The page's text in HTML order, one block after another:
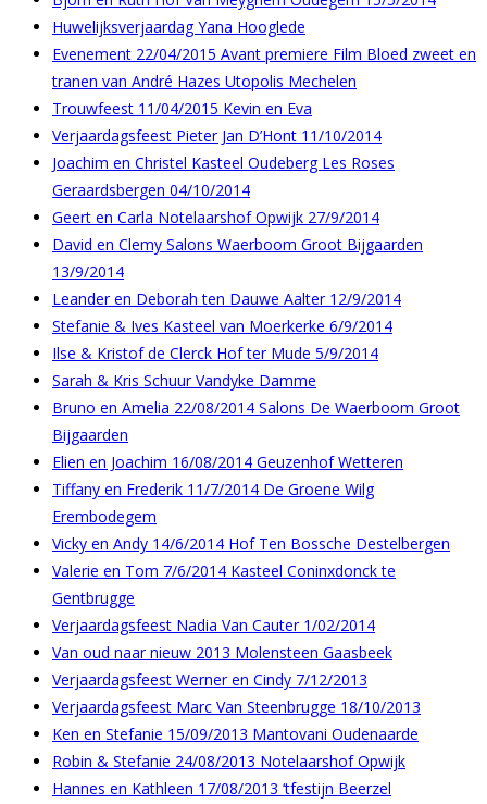
Huwelijksverjaardag Yana Hooglede
Evenement 22/04/2015 Avant premiere Film Bloed zweet en
tranen van André Hazes Utopolis Mechelen
Trouwfeest 11/04/2015 Kevin en Eva
Verjaardagsfeest Pieter Jan D’Hont 11/10/2014
Joachim en Christel Kasteel Oudeberg Les Roses
Geraardsbergen 04/10/2014
Geert en Carla Notelaarshof Opwijk 27/9/2014
David en Clemy Salons Waerboom Groot Bijgaarden
13/9/2014
Leander en Deborah ten Dauwe Aalter 12/9/2014
Stefanie & Ives Kasteel van Moerkerke 6/9/2014
Ilse & Kristof de Clerck Hof ter Mude 5/9/2014
Sarah & Kris Schuur Vandyke Damme
Bruno en Amelia 22/08/2014 Salons De Waerboom Groot
Bijgaarden
Elien en Joachim 16/08/2014 Geuzenhof Wetteren
Tiffany en Frederik 11/7/2014 De Groene Wilg
Erembodegem
Vicky en Andy 14/6/2014 Hof Ten Bossche Destelbergen
Valerie en Tom 7/6/2014 Kasteel Coninxdonck te
Gentbrugge
Verjaardagsfeest Nadia Van Cauter 1/02/2014
Van oud naar nieuw 2013 Molensteen Gaasbeek
Verjaardagsfeest Werner en Cindy 7/12/2013
Verjaardagsfeest Marc Van Steenbrugge 18/10/2013
Ken en Stefanie 15/09/2013 Mantovani Oudenaarde
Robin & Stefanie 24/08/2013 Notelaarshof Opwijk
Hannes en Kathleen 17/08/2013 ‘tfestijn Beerzel